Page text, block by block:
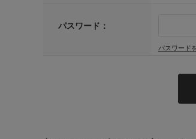
パスワード：
パスワード